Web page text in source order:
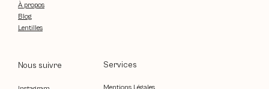
À propos
Blog
Lentilles
Nous suivre Services